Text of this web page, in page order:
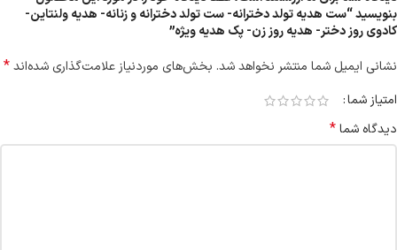
بنویسید “ست هدیه تولد دخترانه- ست تولد دخترانه و زنانه- هدیه ولنتاین-
کادوی روز دختر- هدیه روز زن- پک هدیه ویژه”
نشانی ایمیل شما منتشر نخواهد شد. بخش‌های موردنیاز علامت‌گذاری شده‌اند*
امتیاز شما
دیدگاه شما*